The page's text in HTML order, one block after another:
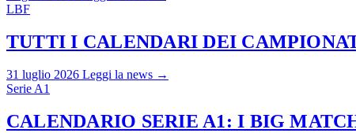
LBF
TUTTI I CALENDARI DEI
31 luglio 2026 Leggi la news →
Serie A1
CALENDARIO SERIE A1: I BIG